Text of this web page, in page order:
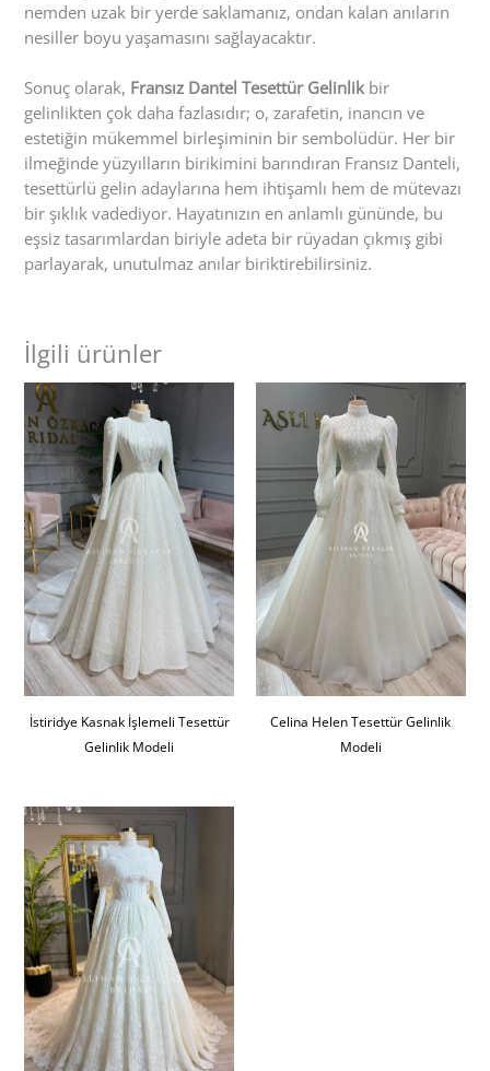
nemden uzak bir yerde saklamanız, ondan kalan anıların
nesiller boyu yaşamasını sağlayacaktır.
Sonuç olarak, Fransız Dantel Tesettür Gelinlikbir
gelinlikten çok daha fazlasıdır; o, zarafetin, inancın ve
estetiğin mükemmel birleşiminin bir sembolüdür. Her bir
ilmeğinde yüzyılların birikimini barındıran Fransız Danteli,
tesettürlü gelin adaylarına hem ihtişamlı hem de mütevazı
bir şıklık vadediyor. Hayatınızın en anlamlı gününde, bu
eşsiz tasarımlardan biriyle adeta bir rüyadan çıkmış gibi
parlayarak, unutulmaz anılar biriktirebilirsiniz.
İlgili ürünler
İstiridye Kasnak İşlemeli Tesettür
Gelinlik Modeli
Celina Helen Tesettür Gelinlik
Modeli